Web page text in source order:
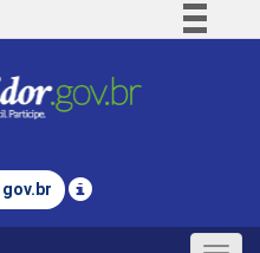
Comunica BR
Legislação
gov.br